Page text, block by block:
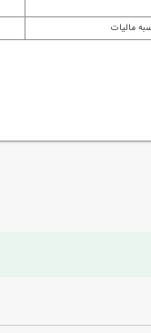
مالیات